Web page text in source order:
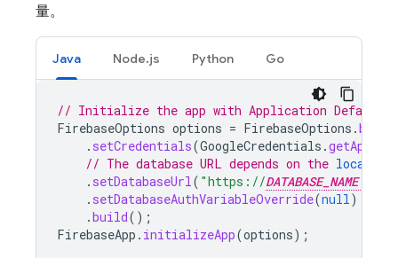
量。
Java Node.js Python Go
// Initialize the app with Application Default
FirebaseOptions options = FirebaseOptions .
. setCredentials(GoogleCredentials .
// The database URL depends on the location
. setDatabaseUrl( "https://DATABASE_NAME
. setDatabaseAuthVariableOverride(null)
.build();
FirebaseApp . initializeApp(options);